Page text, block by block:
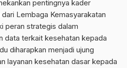
pentingnya kader
Lembaga Kemasyarakatan
peran strategis dalam
data terkait kesehatan kepada
diharapkan menjadi ujung
layanan kesehatan dasar kepada